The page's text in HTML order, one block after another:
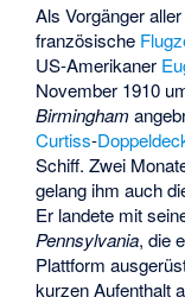
Als Vorgänger
französische
US-Amerikaner
November 1910
Birmingham
Curtiss-
Schiff. Zwei
gelang ihm auch
Er landete mit
Pennsylvania, die
Plattform
kurzen Aufenthalt